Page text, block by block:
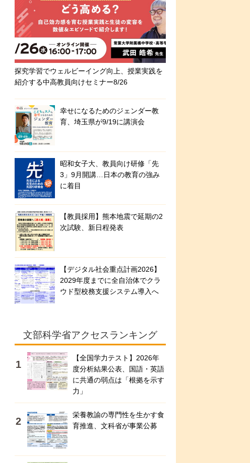
探究学習でウェルビーイング向上、授業実践を
紹介する中高教員向けセミナー8/26
幸せになるためのジェンダー教
育、埼玉県が9/19に講演会
昭和女子大、教員向け研修「先
3」9月開講…日本の教育の強み
に着目
【教員採用】熊本地震で延期の2
次試験、新日程発表
【デジタル社会重点計画2026】
2029年度までに全自治体でクラ
ウド型校務支援システム導入へ
文部科学省アクセスランキング
【全国学力テスト】2026年
度分析結果公表、国語・英語
に共通の弱点は「根拠を示す
力」
栄養教諭の専門性を生かす食
育推進、文科省が事業公募